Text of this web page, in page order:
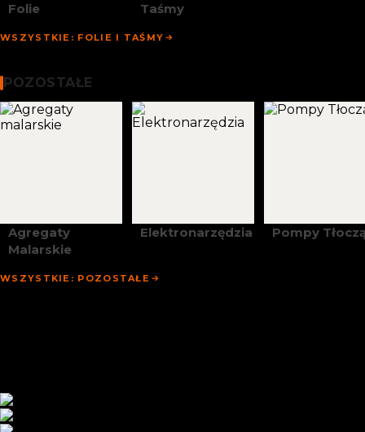
Folie Taśmy
WSZYSTKIE: FOLIE I TAŚMY
POZOSTAŁE
Agregaty
Malarskie
Elektronarzędzia Pompy
WSZYSTKIE: POZOSTAŁE